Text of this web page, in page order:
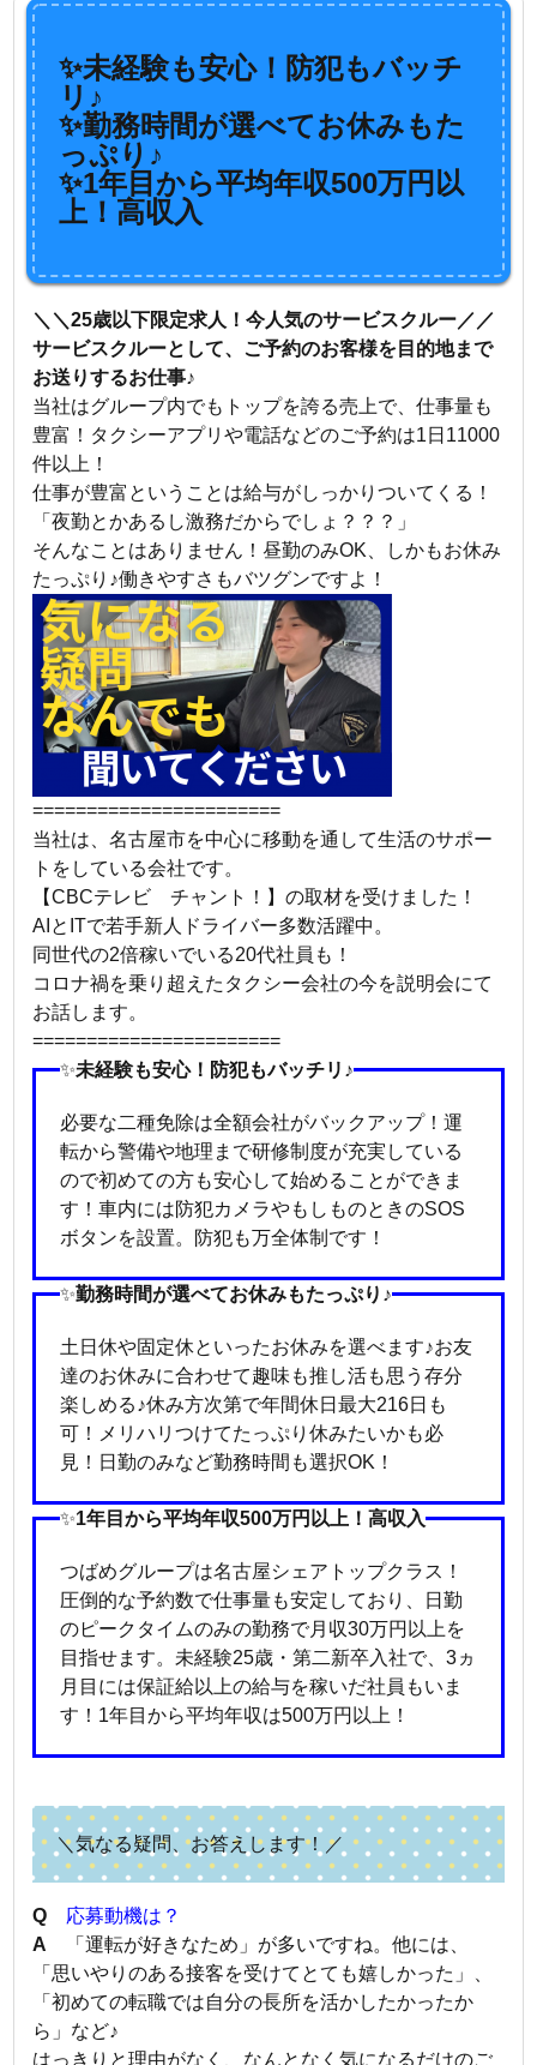
✨未経験も安心！防犯もバッチ
リ♪
✨勤務時間が選べてお休みもた
っぷり♪
✨1年目から平均年収500万円以
上！高収入
＼＼25歳以下限定求人！今人気のサービスクルー／／
サービスクルーとして、ご予約のお客様を目的地まで
お送りするお仕事♪
当社はグループ内でもトップを誇る売上で、仕事量も
豊富！タクシーアプリや電話などのご予約は1日11000
件以上！
仕事が豊富ということは給与がしっかりついてくる！
「夜勤とかあるし激務だからでしょ？？？」
そんなことはありません！昼勤のみOK、しかもお休み
たっぷり♪働きやすさもバツグンですよ！
=======================
当社は、名古屋市を中心に移動を通して生活のサポー
トをしている会社です。
【CBCテレビ チャント！】の取材を受けました！
AIとITで若手新人ドライバー多数活躍中。
同世代の2倍稼いでいる20代社員も！
コロナ禍を乗り超えたタクシー会社の今を説明会にて
お話します。
=======================
✨未経験も安心！防犯もバッチリ♪
必要な二種免除は全額会社がバックアップ！運
転から警備や地理まで研修制度が充実している
ので初めての方も安心して始めることができま
す！車内には防犯カメラやもしものときのSOS
ボタンを設置。防犯も万全体制です！
✨勤務時間が選べてお休みもたっぷり♪
土日休や固定休といったお休みを選べます♪お友
達のお休みに合わせて趣味も推し活も思う存分
楽しめる♪休み方次第で年間休日最大216日も
可！メリハリつけてたっぷり休みたいかも必
見！日勤のみなど勤務時間も選択OK！
✨1年目から平均年収500万円以上！高収入
つばめグループは名古屋シェアトップクラス！
圧倒的な予約数で仕事量も安定しており、日勤
のピークタイムのみの勤務で月収30万円以上を
目指せます。未経験25歳・第二新卒入社で、3ヵ
月目には保証給以上の給与を稼いだ社員もいま
す！1年目から平均年収は500万円以上！
＼気なる疑問、お答えします！／
Q
応募動機は？
A 「運転が好きなため」が多いですね。他には、
「思いやりのある接客を受けてとても嬉しかった」、
「初めての転職では自分の長所を活かしたかったか
ら」など♪
はっきりと理由がなく、なんとなく気になるだけのご